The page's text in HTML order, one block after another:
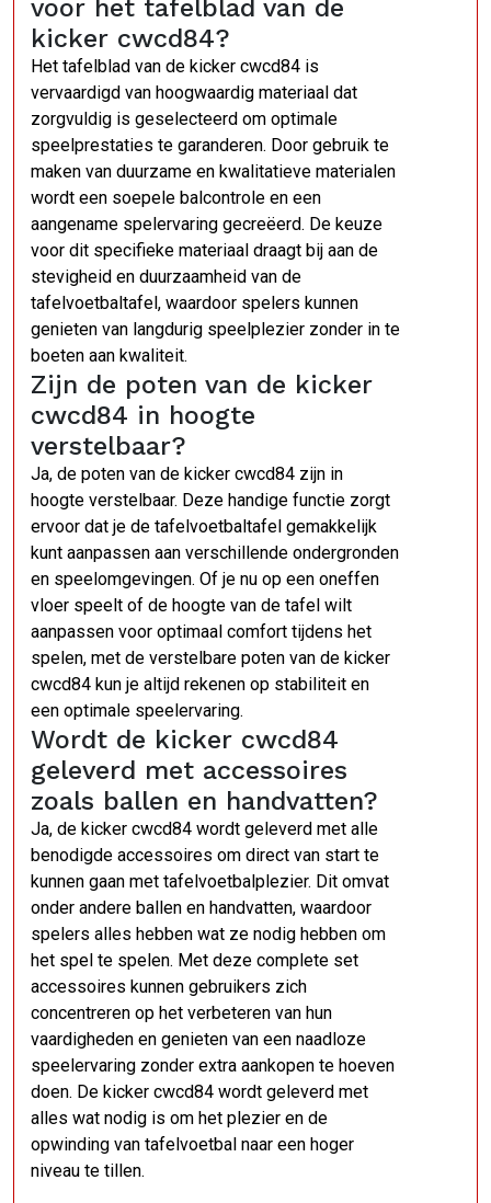
voor het tafelblad van de
kicker cwcd84?
Het tafelblad van de kicker cwcd84 is
vervaardigd van hoogwaardig materiaal dat
zorgvuldig is geselecteerd om optimale
speelprestaties te garanderen. Door gebruik te
maken van duurzame en kwalitatieve materialen
wordt een soepele balcontrole en een
aangename spelervaring gecreëerd. De keuze
voor dit specifieke materiaal draagt bij aan de
stevigheid en duurzaamheid van de
tafelvoetbaltafel, waardoor spelers kunnen
genieten van langdurig speelplezier zonder in te
boeten aan kwaliteit.
Zijn de poten van de kicker
cwcd84 in hoogte
verstelbaar?
Ja, de poten van de kicker cwcd84 zijn in
hoogte verstelbaar. Deze handige functie zorgt
ervoor dat je de tafelvoetbaltafel gemakkelijk
kunt aanpassen aan verschillende ondergronden
en speelomgevingen. Of je nu op een oneffen
vloer speelt of de hoogte van de tafel wilt
aanpassen voor optimaal comfort tijdens het
spelen, met de verstelbare poten van de kicker
cwcd84 kun je altijd rekenen op stabiliteit en
een optimale speelervaring.
Wordt de kicker cwcd84
geleverd met accessoires
zoals ballen en handvatten?
Ja, de kicker cwcd84 wordt geleverd met alle
benodigde accessoires om direct van start te
kunnen gaan met tafelvoetbalplezier. Dit omvat
onder andere ballen en handvatten, waardoor
spelers alles hebben wat ze nodig hebben om
het spel te spelen. Met deze complete set
accessoires kunnen gebruikers zich
concentreren op het verbeteren van hun
vaardigheden en genieten van een naadloze
speelervaring zonder extra aankopen te hoeven
doen. De kicker cwcd84 wordt geleverd met
alles wat nodig is om het plezier en de
opwinding van tafelvoetbal naar een hoger
niveau te tillen.